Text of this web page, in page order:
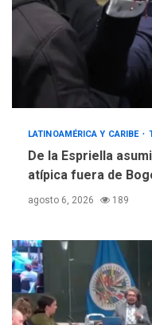
LATINOAMÉRICA Y CARIBE
De la Espriella
atípica fuera de
agosto 6, 2026 189